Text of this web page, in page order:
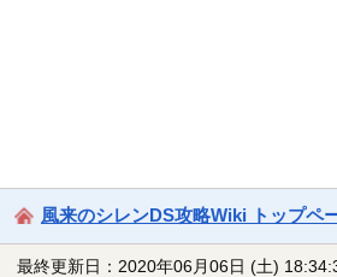
風来のシレンDS攻略Wiki トップペ
最終更新日：2020年06月06日 (土)